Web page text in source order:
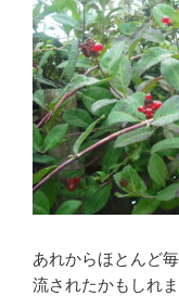
あれからほとんど
流されたかもしれ